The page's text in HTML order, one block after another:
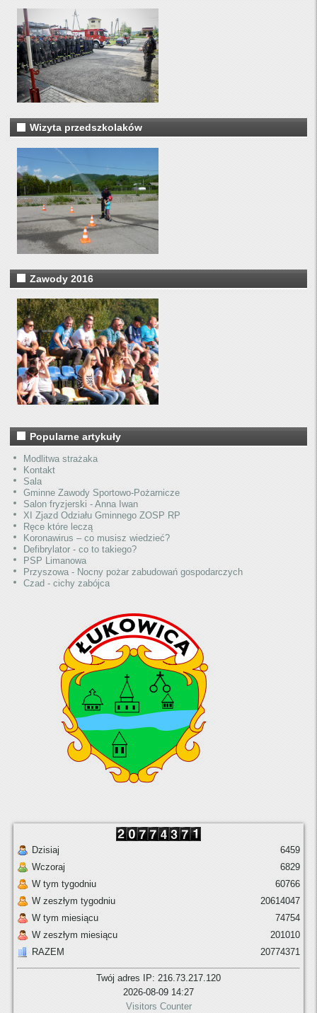
Wizyta przedszkolaków
Zawody 2016
Popularne artykuły
Modlitwa strażaka
Kontakt
Sala
Gminne Zawody Sportowo-Pożarnicze
Salon fryzjerski - Anna Iwan
XI Zjazd Odziału Gminnego ZOSP RP
Ręce które leczą
Koronawirus – co musisz wiedzieć?
Defibrylator - co to takiego?
PSP Limanowa
Przyszowa - Nocny pożar zabudowań gospodarczych
Czad - cichy zabójca
Dzisiaj
Wczoraj
W tym tygodniu
W zeszłym tygodniu
W tym miesiącu
W zeszłym miesiącu
RAZEM
6459
6829
60766
20614047
74754
201010
20774371
Twój adres IP: 216.73.217.120
2026-08-09 14:27
Visitors Counter